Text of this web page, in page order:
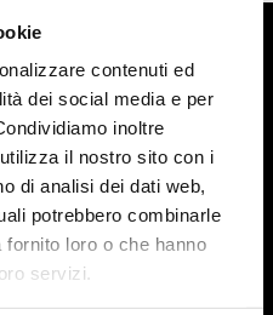
contenuti ed
dei social media e per
inoltre
il nostro sito con i
di analisi dei dati web,
potrebbero combinarle
loro o che hanno
servizi.